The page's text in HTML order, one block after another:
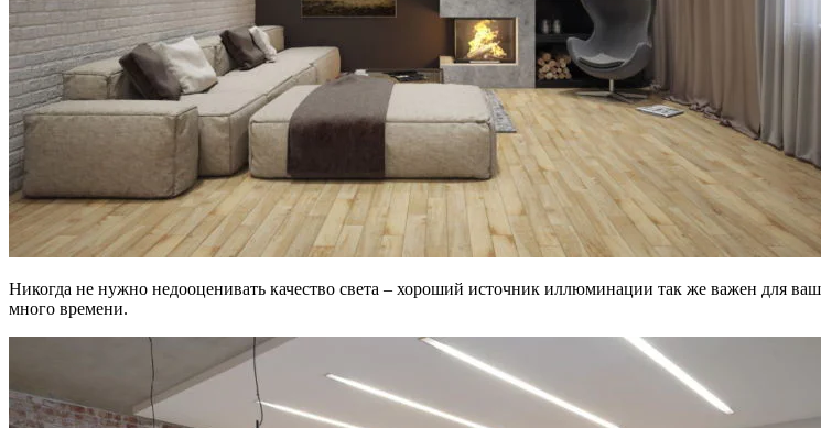
Никогда не нужно недооценивать качество света – хороший источник иллюминации так же важен для
много времени.